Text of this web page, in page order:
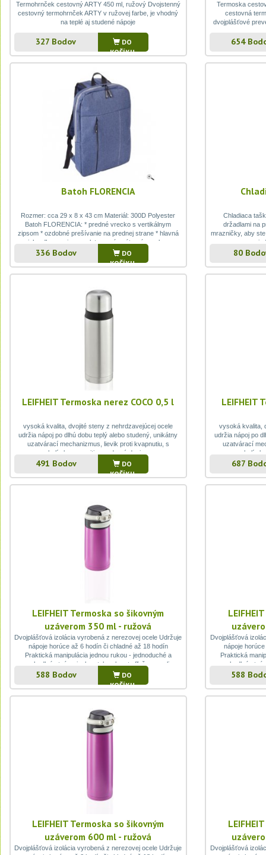
Termohrnček cestovný ARTY 450 ml, ružový Dvojstenný
cestovný termohrnček ARTY v ružovej farbe, je vhodný
na teplé aj studené nápoje
327 Bodov
DO
KOŠÍKU
Termoska
cestovná
dvojplášťové
654
Batoh FLORENCIA
Rozmer: cca 29 x 8 x 43 cm Materiál: 300D Polyester
Batoh FLORENCIA: * predné vrecko s vertikálnym
zipsom * ozdobné prešívanie na prednej strane * hlavná
priehradka na zips a polstrované vnútorné vrecko na
notebook popr
336 Bodov
DO
KOŠÍKU
Chladiaca
držadlami na
mrazničky, aby
pre
80
LEIFHEIT Termoska nerez COCO 0,5 l
vysoká kvalita, dvojité steny z nehrdzavejúcej ocele
udržia nápoj po dlhú dobu teplý alebo studený, unikátny
uzatvárací mechanizmus, lievik proti kvapnutiu, s
kelímkom na pitie, moderný design
491 Bodov
DO
KOŠÍKU
LEIFHEIT
vysoká kvalita,
udržia nápoj po
uzatvárací
687
LEIFHEIT Termoska so šikovným
uzáverom 350 ml - ružová
Dvojplášťová izolácia vyrobená z nerezovej ocele Udržuje
nápoje horúce až 6 hodín či chladné až 18 hodín
Praktická manipulácia jednou rukou - jednoduché a
pohodlné otváranie, bez toho aby ste fľašu museli
podkladať 100% nepriepustné vďaka tesnému uzavretiu
uzáveru - ideálne na cesty Uzamykateľné viečko zabra v
batohu alebo taške
588 Bodov
DO
KOŠÍKU
Dvojplášťová
nápoje
Praktická
pohodlné
podkladať 100%
588
LEIFHEIT Termoska so šikovným
uzáverom 600 ml - ružová
Dvojplášťová izolácia vyrobená z nerezovej ocele Udržuje
Dvojplášťová